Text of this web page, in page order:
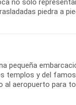
no solo
piedra a
pequeña
templos y del
aeropuerto para